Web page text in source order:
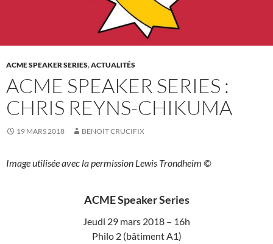
ACME SPEAKER SERIES,ACTUALITÉS
ACME SPEAKER SERIES :
CHRIS REYNS-CHIKUMA
19 MARS 2018 BENOÎT CRUCIFIX
Image utilisée avec la permission Lewis Trondheim ©
ACME Speaker Series
Jeudi 29 mars 2018 – 16h
Philo 2 (bâtiment A1)